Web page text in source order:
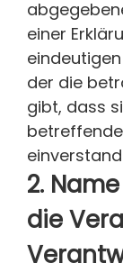
einer
der die
gibt, dass
2.
die